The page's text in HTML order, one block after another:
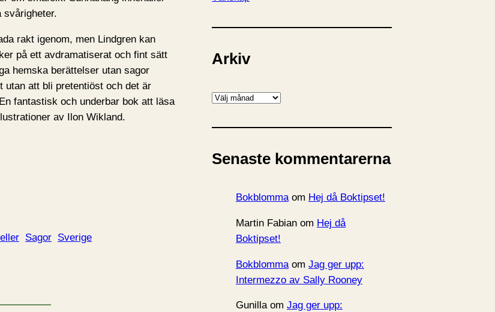
svårigheter.
rakt igenom, men Lindgren kan
på ett avdramatiserat och fint sätt
hemska berättelser utan sagor
utan att bli pretentiöst och det är
fantastisk och underbar bok att läsa
av Ilon Wikland.
Sagor Sverige
Arkiv
A
k
v
Senaste kommentarerna
Bokblommaom Hej då Boktipset!
Martin Fabian om Hej då
Boktipset!
Bokblomma om Jag ger upp:
Intermezzo av Sally Rooney
Gunillaom Jag ger upp: